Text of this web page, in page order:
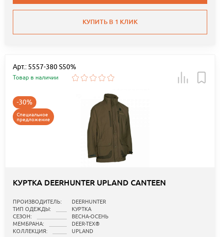
КУПИТЬ В 1 КЛИК
Арт.: 5557-380 S50%
Товар в наличии
-30%
Специальное
предложение
КУРТКА DEERHUNTER UPLAND CANTEEN
ПРОИЗВОДИТЕЛЬ:
DEERHUNTER
ТИП ОДЕЖДЫ:
КУРТКА
СЕЗОН:
ВЕСНА-ОСЕНЬ
МЕМБРАНА:
DEER-TEX®
КОЛЛЕКЦИЯ:
UPLAND